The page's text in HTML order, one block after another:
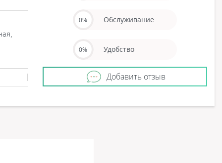
0% Обслуживание
0% Удобство
Добавить отзыв